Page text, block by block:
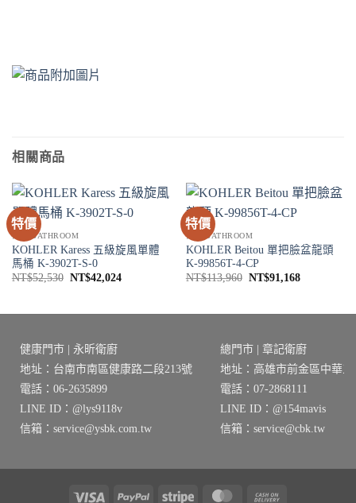
相關商品
特價
衛浴 BATHROOM
KOHLER Karess 五級旋風單體
馬桶 K-3902T-S-0
NT$52,530 原
NT$42,024目
特價
衛浴 BATHROOM
KOHLER Beitou 單把臉盆龍頭
K-99856T-4-CP
NT$113,960 原
NT$91,168目
健康門市 | 永昕衛廚
地址：台南市南區健康路二段213號
電話：06-2635899
LINE ID：@lys9118v
信箱：service@ysbk.com.tw
總門市 | 章記衛廚
地址：高雄市前金區中華三
電話：07-2868111
LINE ID：@154mavis
信箱：service@cbk.tw
Visa PayPal Stripe MasterCard